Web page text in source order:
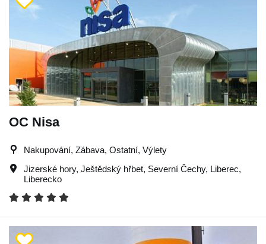
OC Nisa
Nakupování, Zábava, Ostatní, Výlety
Jizerské hory, Ještědský hřbet, Severní Čechy, Liberec,
Liberecko